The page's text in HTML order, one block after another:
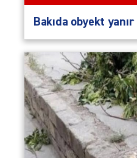
Bakıda obyekt